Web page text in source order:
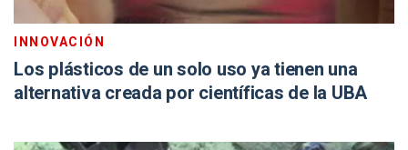
INNOVACIÓN
Los plásticos de un solo uso ya tienen una
alternativa creada por científicas de la UBA